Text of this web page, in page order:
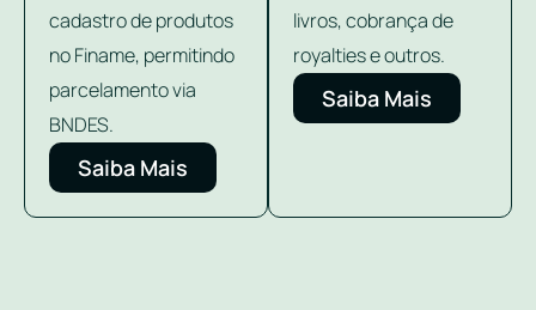
cadastro de produtos
no Finame, permitindo
parcelamento via
BNDES.
Saiba Mais
livros, cobrança de
royalties e outros.
Saiba Mais